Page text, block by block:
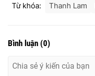
Từ khóa: Thanh Lam
Bình luận (0)